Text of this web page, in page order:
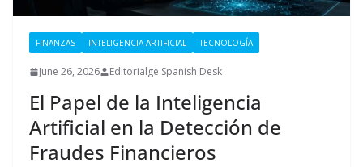
FINANZAS INTELIGENCIA ARTIFICIAL TECNOLOGÍA
June 26, 2026 Editorialge Spanish Desk
El Papel de la Inteligencia
Artificial en la Detección de
Fraudes Financieros